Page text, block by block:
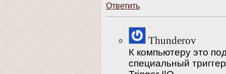
Ответить
Thunderov
К компьютеру это
специальный